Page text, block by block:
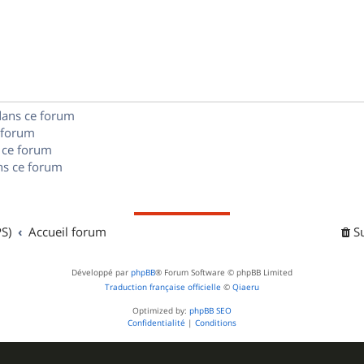
e
ce forum
forum
ce forum
Accueil forum
Développé par phpBB® Forum Software © phpBB Limited
Traduction française officielle © Qiaeru
Optimized by: phpBB SEO
Confidentialité | Conditions